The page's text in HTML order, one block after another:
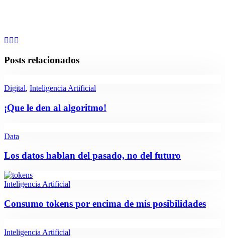
Posts relacionados
Digital, Inteligencia Artificial
¡Que le den al algoritmo!
Data
Los datos hablan del pasado, no del futuro
Inteligencia Artificial
Consumo tokens por encima de mis posibilidades
Inteligencia Artificial